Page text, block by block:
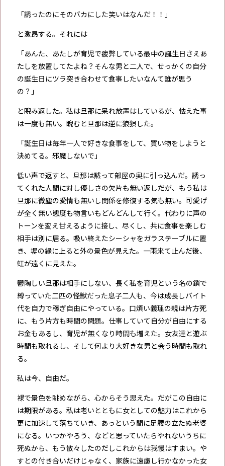
「誘ったのにそのバカにした笑いはなんだ！！」
と激昂する。それには
「あんた、あたしが育児で疲弊している最中の誕生日さえあ
たしを放置してたよね？そんな男と二人で、せっかくの自分
の誕生日にツラ突き合わせて食事したいなんて誰が思う
の？」
と睨み返した。私は旦那に呆れ放置はしているが、怯えた事
は一度も無い。睨むと旦那は逆に狼狽した。
「誕生日は毎年一人で好きな食事をして、買い物をしようと
決めてる。邪魔しないで」
低い声で返すと、旦那は黙って部屋の奥に引っ込んだ。誘っ
てくれた人間に対し優しさの欠片も無い返しだが、もう私は
旦那に微塵の愛情も無いし関係を修復する気も無い。可愛げ
が全く無い態度も物言いもどんどんして行く。代わりに声の
トーンを変え甘えるように接し、尽くし、共に食事を楽しむ
相手は別に居る。吸い終えたシーシャをガラステーブルに置
き、塀の縁に上ると外の景色が見えた。一雨来て止んだ後、
虹が遠くに見えた。
鬱陶しい旦那は相手にしない、長く私を育児という名の鎖で
縛っていた二匹の怪獣だった息子二人も、今は成長しバイト
代を自力で稼ぎ自由にやっている。口煩い義理の親は片方死
に、もう片方も時間の問題。仕事していて自分が自由にする
お金もあるし、育児が無くなり時間も増えた。女友達と遊ぶ
時間も取れるし、そして何より大好きな男と会う時間も取れ
る。
私は今、自由だ。
裸で景色を眺めながら、心からそう思えた。だがこの自由に
は期限がある。私は老いとともに女としての魅力はこれから
更に加速して落ちていき、あっという間に足腰の立たぬ老婆
になる。いつかやろう、などと思っていたらやれないうちに
死ぬから、もう散々したのだしこれからは我慢はすまい。や
すとの付き合いだけじゃなく、家族に遠慮し行かなかった女